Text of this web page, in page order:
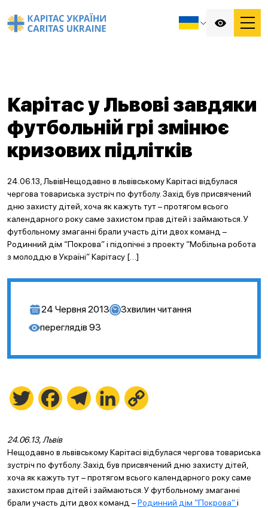
Карітас у Львові завдяки
футбольній грі змінює
кризових підлітків
24.06.13, ЛьвівНещодавно в львівському Карітасі відбулася
чергова товариська зустріч по футболу. Захід був присвячений
дню захисту дітей, хоча як кажуть тут – протягом всього
календарного року саме захистом прав дітей і займаються. У
футбольному змаганні брали участь діти двох команд –
Родинний дім “Покрова” і підопічні з проекту “Мобільна робота
з молоддю в Україні” Карітасу […]
24 Червня 2013 3хвилин читання
переглядів 93
Twitter FacebookTelegramLinkedIn
24.06.13, Львів
Нещодавно в львівському Карітасі відбулася чергова товариська
зустріч по футболу. Захід був присвячений дню захисту дітей,
хоча як кажуть тут – протягом всього календарного року саме
захистом прав дітей і займаються. У футбольному змаганні
брали участь діти двох команд –Родинний дім “Покрова”і